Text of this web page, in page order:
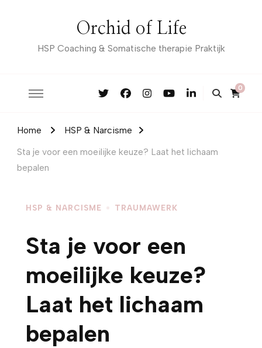
Orchid of Life
HSP Coaching & Somatische therapie Praktijk
0
Home
HSP & Narcisme
Sta je voor een moeilijke keuze? Laat het lichaam
bepalen
HSP & NARCISME TRAUMAWERK
Sta je voor een
moeilijke keuze?
Laat het lichaam
bepalen